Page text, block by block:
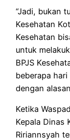
“Jadi, bukan
Kesehatan
Kesehatan
untuk
BPJS
beberapa
dengan
Ketika
Kepala Dinas
Ririannsyah